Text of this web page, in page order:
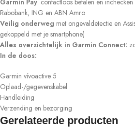
Rabobank, ING en ABN Amro
Veilig onderweg met ongevaldetectie en
gekoppeld met je smartphone)
Alles overzichtelijk in Garmin Connect:
In de doos:
Garmin vívoactive 5
Oplaad-/gegevenskabel
Handleiding
Verzending en bezorging
Gerelateerde producten